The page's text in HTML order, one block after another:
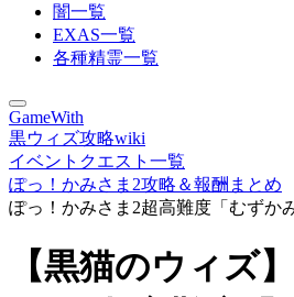
闇一覧
EXAS一覧
各種精霊一覧
GameWith
黒ウィズ攻略wiki
イベントクエスト一覧
ぽっ！かみさま2攻略＆報酬まとめ
ぽっ！かみさま2超高難度「むずか
【黒猫のウィズ